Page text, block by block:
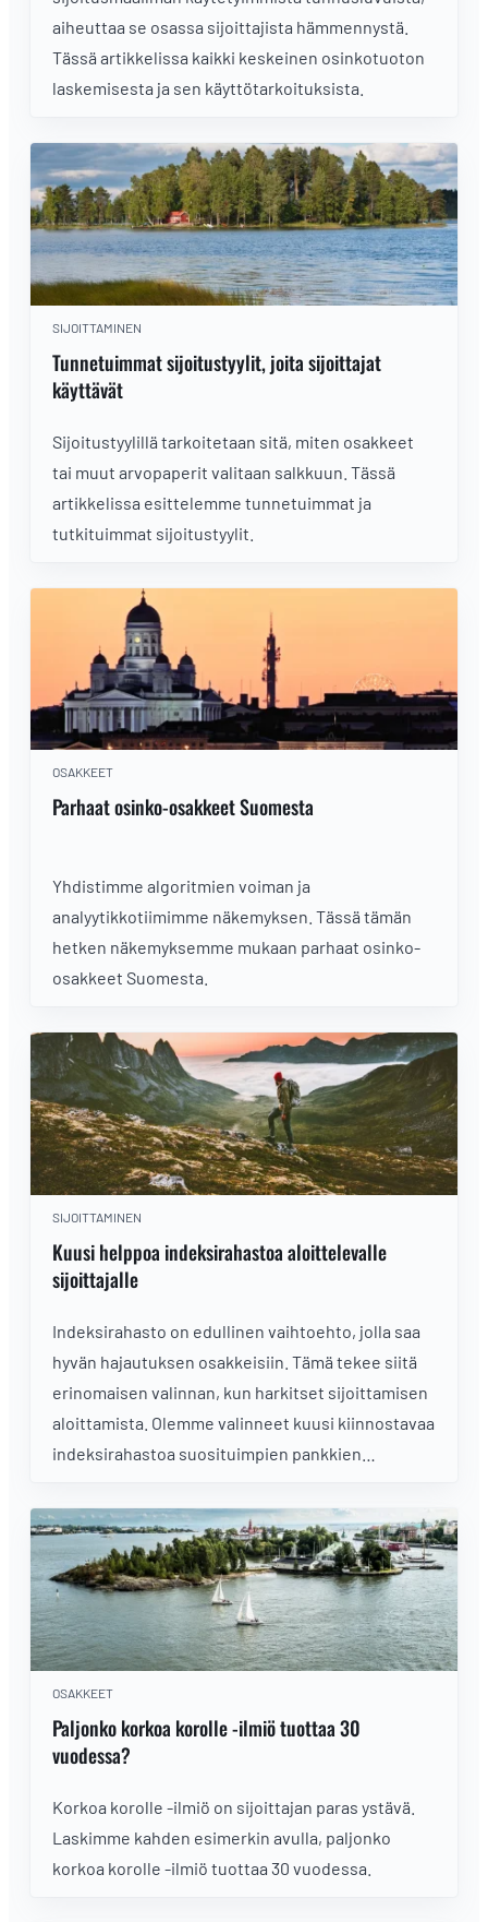
aiheuttaa se osassa sijoittajista hämmennystä.
Tässä artikkelissa kaikki keskeinen osinkotuoton
laskemisesta ja sen käyttötarkoituksista.
SIJOITTAMINEN
Tunnetuimmat sijoitustyylit, joita sijoittajat
käyttävät
Sijoitustyylillä tarkoitetaan sitä, miten osakkeet
tai muut arvopaperit valitaan salkkuun. Tässä
artikkelissa esittelemme tunnetuimmat ja
tutkituimmat sijoitustyylit.
OSAKKEET
Parhaat osinko-osakkeet Suomesta
Yhdistimme algoritmien voiman ja
analyytikkotiimimme näkemyksen. Tässä tämän
hetken näkemyksemme mukaan parhaat osinko-
osakkeet Suomesta.
SIJOITTAMINEN
Kuusi helppoa indeksirahastoa aloittelevalle
sijoittajalle
Indeksirahasto on edullinen vaihtoehto, jolla saa
hyvän hajautuksen osakkeisiin. Tämä tekee siitä
erinomaisen valinnan, kun harkitset sijoittamisen
aloittamista. Olemme valinneet kuusi kiinnostavaa
indeksirahastoa suosituimpien pankkien
OSAKKEET
Paljonko korkoa korolle -ilmiö tuottaa 30
vuodessa?
Korkoa korolle -ilmiö on sijoittajan paras ystävä.
Laskimme kahden esimerkin avulla, paljonko
korkoa korolle -ilmiö tuottaa 30 vuodessa.